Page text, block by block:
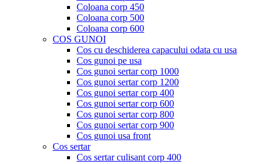
Coloana corp 450
Coloana corp 500
Coloana corp 600
COS GUNOI
Cos cu deschiderea capacului odata cu usa
Cos gunoi pe usa
Cos gunoi sertar corp 1000
Cos gunoi sertar corp 1200
Cos gunoi sertar corp 400
Cos gunoi sertar corp 600
Cos gunoi sertar corp 800
Cos gunoi sertar corp 900
Cos gunoi usa front
Cos sertar
Cos sertar culisant corp 400